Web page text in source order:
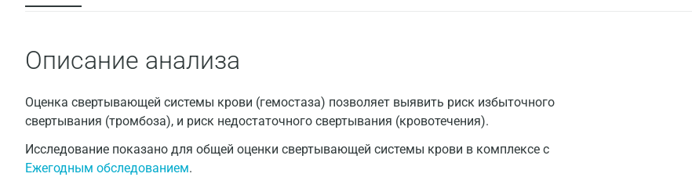
Описание анализа
Оценка свертывающей системы крови (гемостаза) позволяет выявить риск избыточного
свертывания (тромбоза), и риск недостаточного свертывания (кровотечения).
Исследование показано для общей оценки свертывающей системы крови в комплексе с
Ежегодным обследованием.